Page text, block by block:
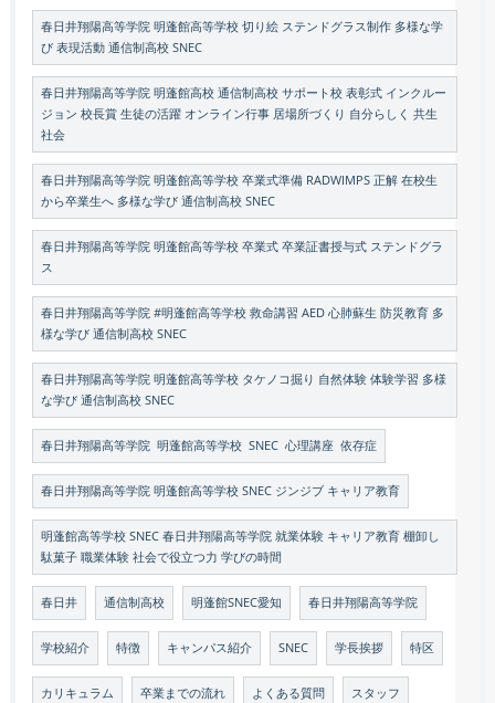
春日井翔陽高等学院 明蓬館高等学校 切り絵 ステンドグラス制作 多様な学
び 表現活動 通信制高校 SNEC
春日井翔陽高等学院 明蓬館高校 通信制高校 サポート校 表彰式 インクルー
ジョン 校長賞 生徒の活躍 オンライン行事 居場所づくり 自分らしく 共生
社会
春日井翔陽高等学院 明蓬館高等学校 卒業式準備 RADWIMPS 正解 在校生
から卒業生へ 多様な学び 通信制高校 SNEC
春日井翔陽高等学院 明蓬館高等学校 卒業式 卒業証書授与式 ステンドグラ
ス
春日井翔陽高等学院 #明蓬館高等学校 救命講習 AED 心肺蘇生 防災教育 多
様な学び 通信制高校 SNEC
春日井翔陽高等学院 明蓬館高等学校 タケノコ掘り 自然体験 体験学習 多様
な学び 通信制高校 SNEC
春日井翔陽高等学院 明蓬館高等学校 SNEC 心理講座 依存症
春日井翔陽高等学院 明蓬館高等学校 SNEC ジンジブ キャリア教育
明蓬館高等学校 SNEC 春日井翔陽高等学院 就業体験 キャリア教育 棚卸し
駄菓子 職業体験 社会で役立つ力 学びの時間
春日井 通信制高校 明蓬館SNEC愛知 春日井翔陽高等学院
学校紹介 特徴 キャンパス紹介 SNEC 学長挨拶 特区
カリキュラム 卒業までの流れ よくある質問 スタッフ